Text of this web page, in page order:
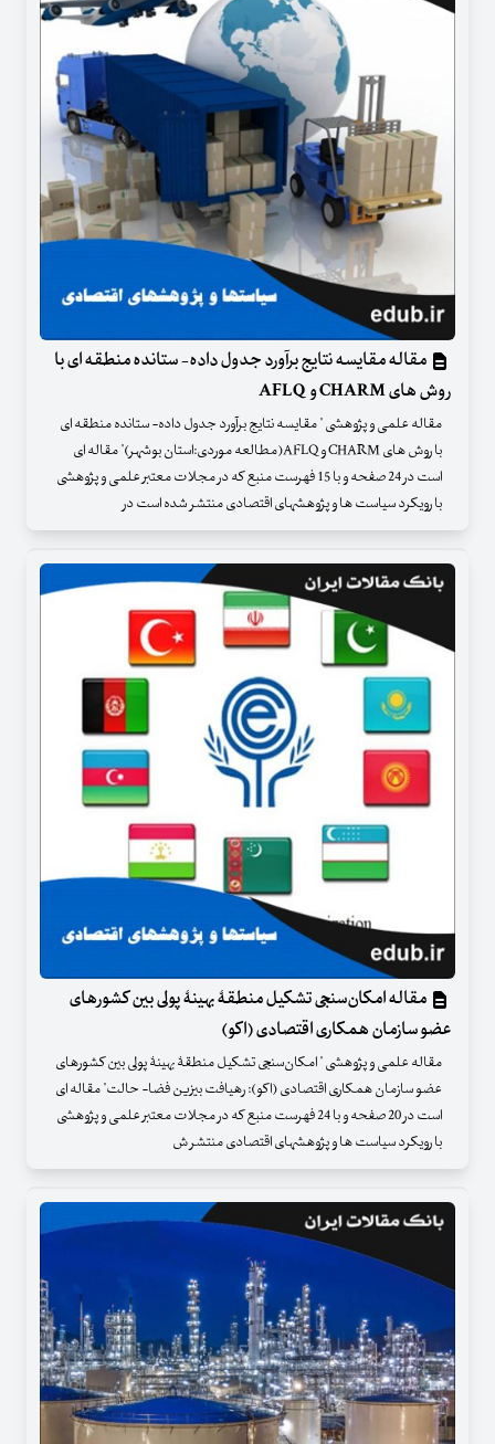
مقاله مقایسه نتایج برآورد جدول داده- ستانده منطقه ای با
روش های CHARM و AFLQ
مقاله علمی و پژوهشی " مقایسه نتایج برآورد جدول داده- ستانده منطقه ای
با روش های CHARM و AFLQ(مطالعه موردی:استان بوشهر)" مقاله ای
است در 24 صفحه و با 15 فهرست منبع که در مجلات معتبر علمی و پژوهشی
با رویکرد سیاست ها و پژوهشهای اقتصادی منتشر شده است در
مقاله امکان‌سنجی تشکیل منطقۀ بهینۀ پولی بین کشورهای
عضو سازمان همکاری اقتصادی (اکو)
مقاله علمی و پژوهشی " امکان‌سنجی تشکیل منطقۀ بهینۀ پولی بین کشورهای
عضو سازمان همکاری اقتصادی (اکو): رهیافت بیزین فضا- حالت" مقاله ای
است در 20 صفحه و با 24 فهرست منبع که در مجلات معتبر علمی و پژوهشی
با رویکرد سیاست ها و پژوهشهای اقتصادی منتشر ش